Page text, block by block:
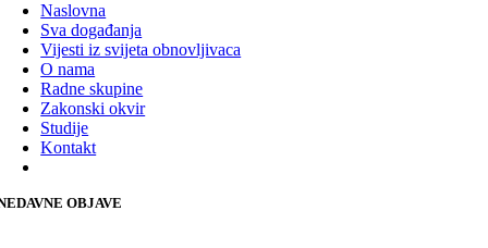
Naslovna
Sva događanja
Vijesti iz svijeta obnovljivaca
O nama
Radne skupine
Zakonski okvir
Studije
Kontakt
OBJAVE